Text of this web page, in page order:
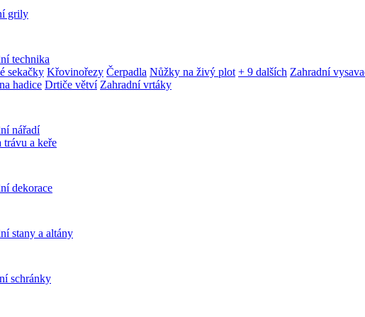
grily
technika
sekačky Křovinořezy Čerpadla Nůžky na živý plot + 9 dalších Zahradní
hadice Drtiče větví Zahradní vrtáky
nářadí
a keře
dekorace
stany a altány
schránky